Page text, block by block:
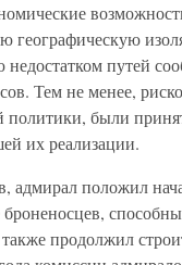
географическую
путей
Тем не менее,
политики, были
их реализации.
адмирал положил
продолжил